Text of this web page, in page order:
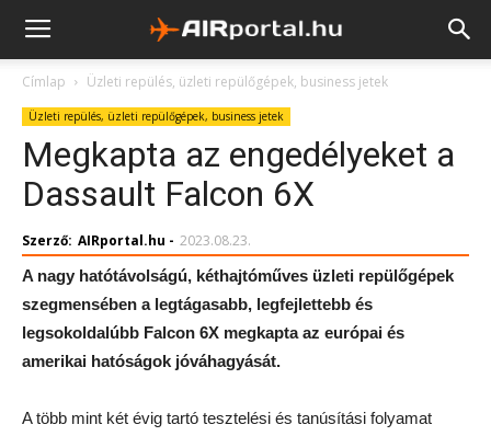
Címlap Üzleti repülés, üzleti repülőgépek, business jetek
Üzleti repülés, üzleti repülőgépek, business jetek
Megkapta az engedélyeket a
Dassault Falcon 6X
Szerző: AIRportal.hu - 2023.08.23.
A nagy hatótávolságú, kéthajtóműves üzleti repülőgépek
szegmensében a legtágasabb, legfejlettebb és
legsokoldalúbb Falcon 6X megkapta az európai és
amerikai hatóságok jóváhagyását.
A több mint két évig tartó tesztelési és tanúsítási folyamat